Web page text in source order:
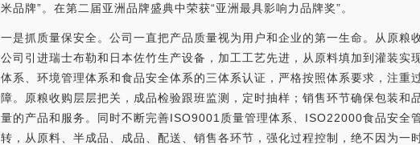
米品牌”。在第二届亚洲品牌盛典中荣获“亚洲最具影响力品牌奖”。
一是抓质量保安全。公司一直把产品质量视为用户和企业的第一生命。从原粮
公司引进瑞士布勒和日本佐竹生产设备，加工工艺先进，从原料填加到灌装实
体系、环境管理体系和食品安全体系的三体系认证，严格按照体系要求，注重
障。原粮收购层层把关，成品检验跟班监测，定时抽样；销售环节确保包装和
量的产品和服务。同时不断完善ISO9001质量管理体系、ISO22000食品安全
转，从原料、半成品、成品、配送、销售各环节，强化过程控制，绝不因为一